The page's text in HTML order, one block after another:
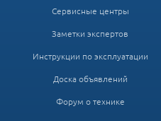
Сервисные центры
Заметки экспертов
Инструкции по эксплуатации
Доска объявлений
Форум о технике